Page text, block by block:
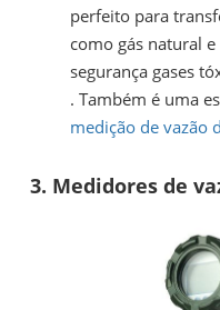
perfeito para
como gás natural e
segurança gases
. Também é uma
medição de vazão
3. Medidores de